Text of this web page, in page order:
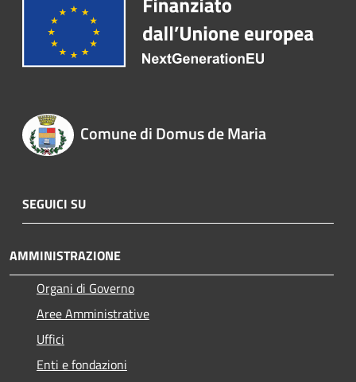
Comune di Domus de Maria
SEGUICI SU
AMMINISTRAZIONE
Organi di Governo
Aree Amministrative
Uffici
Enti e fondazioni